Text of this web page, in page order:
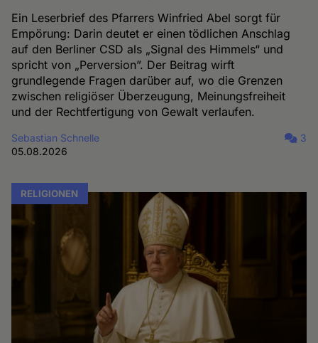
Ein Leserbrief des Pfarrers Winfried Abel sorgt für
Empörung: Darin deutet er einen tödlichen Anschlag
auf den Berliner CSD als „Signal des Himmels“ und
spricht von „Perversion”. Der Beitrag wirft
grundlegende Fragen darüber auf, wo die Grenzen
zwischen religiöser Überzeugung, Meinungsfreiheit
und der Rechtfertigung von Gewalt verlaufen.
Sebastian Schnelle
05.08.2026
3
RELIGIONEN